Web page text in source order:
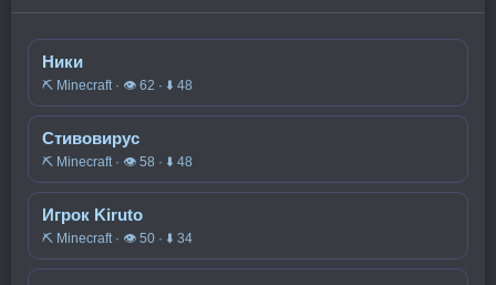
Ники
⛏️ Minecraft · 👁 62 · ⬇ 48
Стивовирус
⛏️ Minecraft · 👁 58 · ⬇ 48
Игрок Kiruto
⛏️ Minecraft · 👁 50 · ⬇ 34